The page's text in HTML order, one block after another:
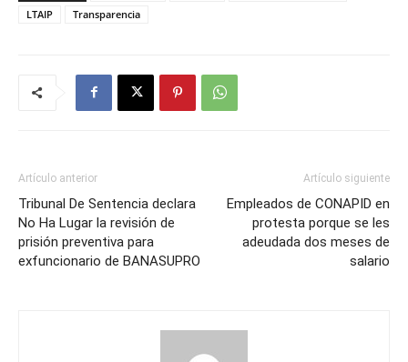
LTAIP
Transparencia
Artículo anterior
Tribunal De Sentencia declara
No Ha Lugar la revisión de
prisión preventiva para
exfuncionario de BANASUPRO
Artículo siguiente
Empleados de CONAPID en
protesta porque se les
adeudada dos meses de
salario